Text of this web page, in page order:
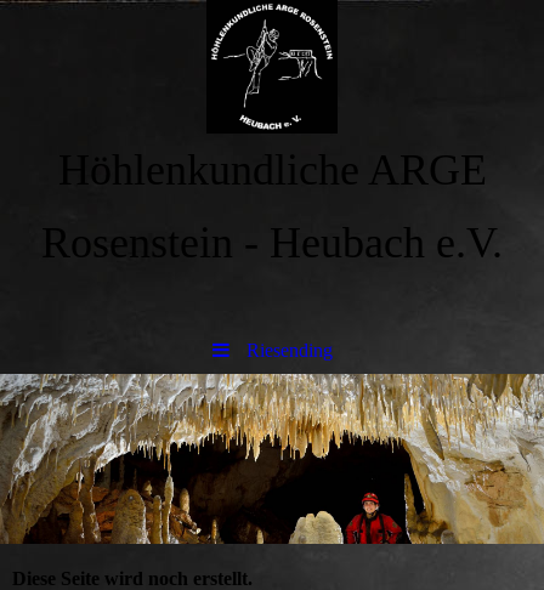
Höhlenkundliche ARGE
Rosenstein - Heubach e.V.
Riesending
Diese Seite wird noch erstellt.